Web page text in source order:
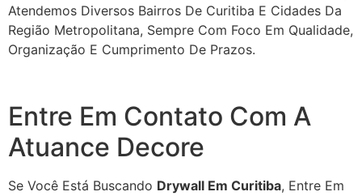
Atendemos Diversos Bairros De Curitiba E Cidades Da
Região Metropolitana, Sempre Com Foco Em Qualidade,
Organização E Cumprimento De Prazos.
Entre Em Contato Com A
Atuance Decore
Se Você Está Buscando Drywall Em Curitiba, Entre Em